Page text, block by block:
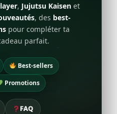
, Jujutsu Kaisen et
, des best-
pour compléter ta
parfait.
Best-sellers
Promotions
FAQ